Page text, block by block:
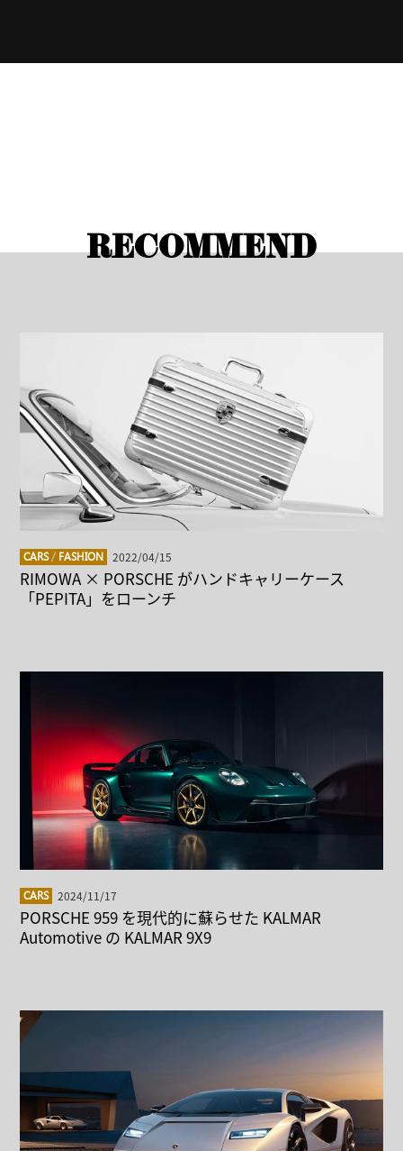
RECOMMEND
CARS/ FASHION 2022/04/15
RIMOWA × PORSCHE がハンドキャリーケース
「PEPITA」をローンチ
CARS 2024/11/17
PORSCHE 959 を現代的に蘇らせた KALMAR
Automotive の KALMAR 9X9